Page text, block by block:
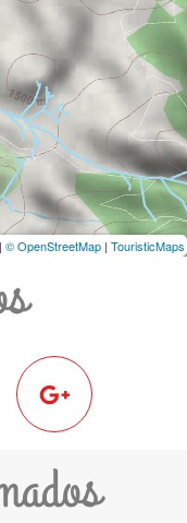
| © OpenStreetMap | TouristicMaps